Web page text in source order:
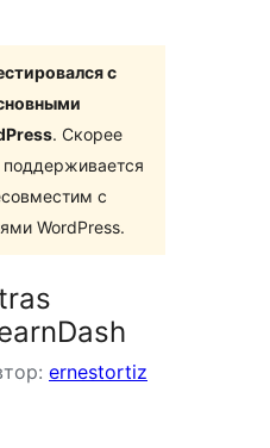
с
. Скорее
с
WordPress.
ernestortiz